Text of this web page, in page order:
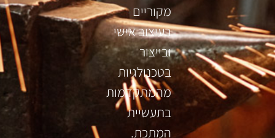
מקוריים
בעיצוב אישי
ובייצור
בטכנולגיות
מהמתקדמות
בתעשיית
המתכת.